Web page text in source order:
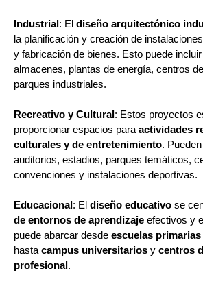
Industrial: El diseño arquitectónico
la planificación y creación de
y fabricación de bienes. Esto puede
almacenes, plantas de energía, centros
parques industriales.
Recreativo y Cultural: Estos proyectos
proporcionar espacios para actividades
culturales y de entretenimiento.
auditorios, estadios, parques temáticos,
convenciones y instalaciones deportivas.
Educacional: El diseño educativo se
de entornos de aprendizaje efectivos y
puede abarcar desde escuelas
hasta campus universitarios y centros
profesional.